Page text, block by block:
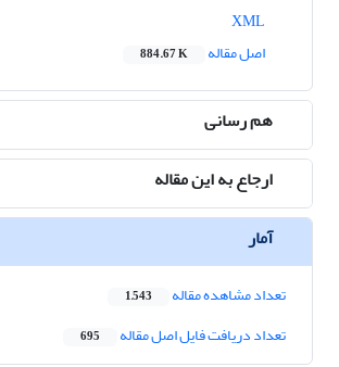
اصل مقاله
884.67 K
هم رسانی
ارجاع به این مقاله
آمار
تعداد مشاهده مقاله 1,543
تعداد دریافت فایل اصل مقاله 695